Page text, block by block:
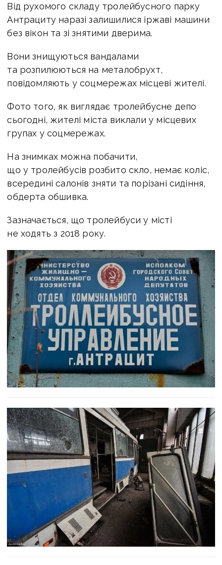
Від рухомого складу тролейбусного парку
Антрациту наразі залишилися іржаві машини
без вікон та зі знятими дверима.
Вони знищуються вандалами
та розпилюються на металобрухт,
повідомляють у соцмережах місцеві жителі.
Фото того, як виглядає тролейбусне депо
сьогодні, жителі міста виклали у місцевих
групах у соцмережах.
На знимках можна побачити,
що у тролейбусів розбито скло, немає коліс,
всередині салонів зняти та порізані сидіння,
обдерта обшивка.
Зазначається, що тролейбуси у місті
не ходять з 2018 року.